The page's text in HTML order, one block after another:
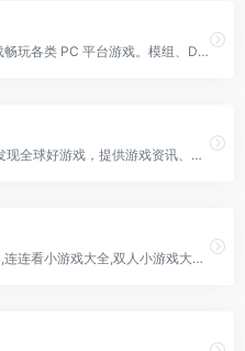
欢迎来到Epic游戏商城！下载畅玩各类 PC 平台游戏。模组、DLC 和免费游戏等你来享！总有一款游戏适合你。
WeGame游戏商店，致力于发现全球好游戏，提供游戏资讯、购买、下载、助手、直播和社区等一站式游戏服务，满足优质汉化、社交互动、稳定国服等更贴心的本地化需求
4399小游戏大全包含连连看 ,连连看小游戏大全,双人小游戏大全,H5在线小游戏,4399洛克王国,4399赛尔号,4399奥拉星,4399奥比岛,4399弹弹